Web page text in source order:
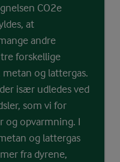
CO2e
at
andre
forskellige
metan og lattergas.
især udledes ved
som vi for
og opvarmning. I
og lattergas
fra dyrene,